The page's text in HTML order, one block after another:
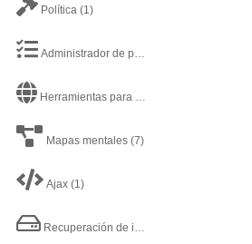
Política (1)
Administrador de proyectos
Herramientas para Desarrollador web
Mapas mentales (7)
Ajax (1)
Recuperación de información disco duro